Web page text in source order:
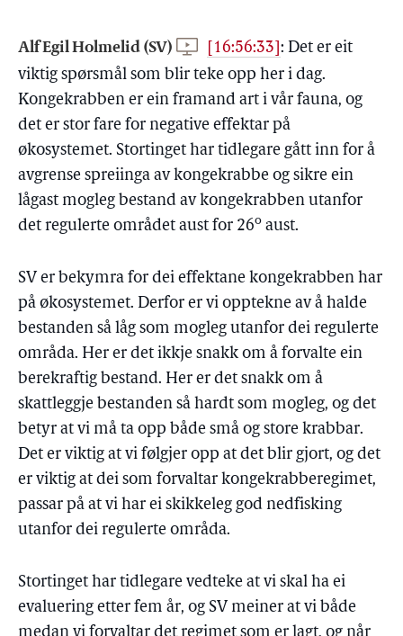
Alf Egil Holmelid (SV) [16:56:33] : Det er eit
viktig spørsmål som blir teke opp her i dag.
Kongekrabben er ein framand art i vår fauna, og
det er stor fare for negative effektar på
økosystemet. Stortinget har tidlegare gått inn for å
avgrense spreiinga av kongekrabbe og sikre ein
lågast mogleg bestand av kongekrabben utanfor
det regulerte området aust for 26o aust.
SV er bekymra for dei effektane kongekrabben har
på økosystemet. Derfor er vi opptekne av å halde
bestanden så låg som mogleg utanfor dei regulerte
områda. Her er det ikkje snakk om å forvalte ein
berekraftig bestand. Her er det snakk om å
skattleggje bestanden så hardt som mogleg, og det
betyr at vi må ta opp både små og store krabbar.
Det er viktig at vi følgjer opp at det blir gjort, og det
er viktig at dei som forvaltar kongekrabberegimet,
passar på at vi har ei skikkeleg god nedfisking
utanfor dei regulerte områda.
Stortinget har tidlegare vedteke at vi skal ha ei
evaluering etter fem år, og SV meiner at vi både